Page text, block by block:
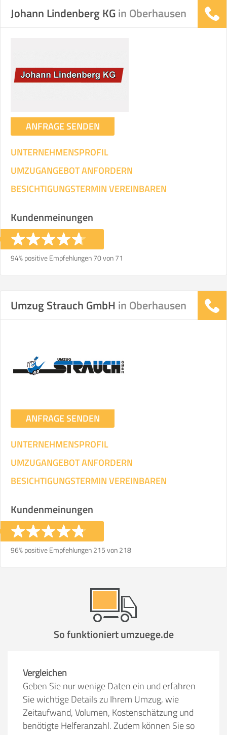
Johann Lindenberg KGin Oberhausen
ANFRAGE SENDEN
UNTERNEHMENSPROFIL
UMZUGANGEBOT ANFORDERN
BESICHTIGUNGSTERMIN VEREINBAREN
Kundenmeinungen
94% positive Empfehlungen 70 von 71
Umzug Strauch GmbH in Oberhausen
ANFRAGE SENDEN
UNTERNEHMENSPROFIL
UMZUGANGEBOT ANFORDERN
BESICHTIGUNGSTERMIN VEREINBAREN
Kundenmeinungen
96% positive Empfehlungen 215 von 218
So funktioniert umzuege.de
Vergleichen
Geben Sie nur wenige Daten ein und erfahren
Sie wichtige Details zu Ihrem Umzug, wie
Zeitaufwand, Volumen, Kostenschätzung und
benötigte Helferanzahl. Zudem können Sie so